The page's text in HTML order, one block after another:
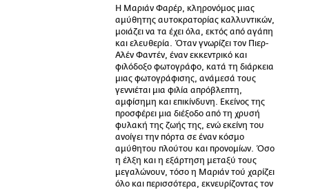
Η Μαριάν Φαρέρ, κληρονόμος μιας
αμύθητης αυτοκρατορίας καλλυντικών,
μοιάζει να τα έχει όλα, εκτός από αγάπη
και ελευθερία. Όταν γνωρίζει τον Πιερ-
Αλέν Φαντέν, έναν εκκεντρικό και
φιλόδοξο φωτογράφο, κατά τη διάρκεια
μιας φωτογράφισης, ανάμεσά τους
γεννιέται μια φιλία απρόβλεπτη,
αμφίσημη και επικίνδυνη. Εκείνος της
προσφέρει μια διέξοδο από τη χρυσή
φυλακή της ζωής της, ενώ εκείνη του
ανοίγει την πόρτα σε έναν κόσμο
αμύθητου πλούτου και προνομίων. Όσο
η έλξη και η εξάρτηση μεταξύ τους
μεγαλώνουν, τόσο η Μαριάν τού χαρίζει
όλο και περισσότερα, εκνευρίζοντας τον